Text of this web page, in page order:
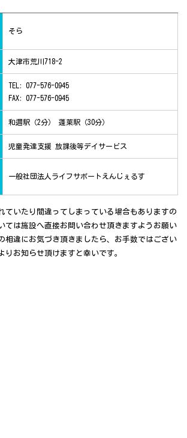
そら
大津市荒川718-2
TEL: 077-576-0945
FAX: 077-576-0945
和邇駅（2分） 蓬莱駅（30分）
児童発達支援 放課後等デイサービス
一般社団法人ライフサポートえんじぇるす
ていたり間違ってしまっている場合もありますの
ては施設へ直接お問い合わせ頂きますようお願い
相違にお気づき頂きましたら、お手数ではござい
りお知らせ頂けますと幸いです。